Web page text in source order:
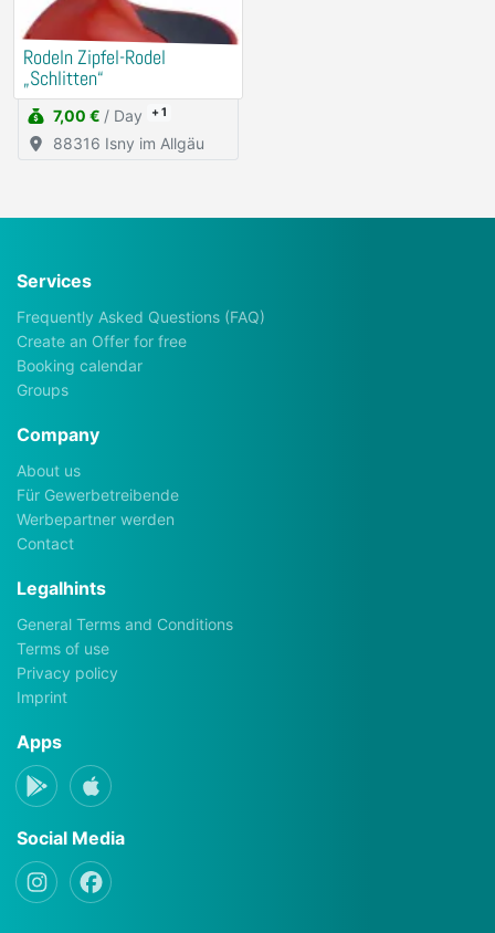
Rodeln Zipfel-Rodel
„Schlitten“
7,00 € / Day + 1
88316 Isny im Allgäu
Services
Frequently Asked Questions (FAQ)
Create an Offer for free
Booking calendar
Groups
Company
About us
Für Gewerbetreibende
Werbepartner werden
Contact
Legalhints
General Terms and Conditions
Terms of use
Privacy policy
Imprint
Apps
Social Media